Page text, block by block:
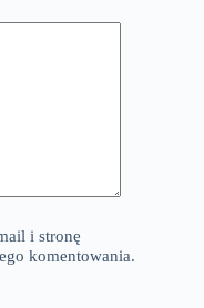
i stronę
komentowania.